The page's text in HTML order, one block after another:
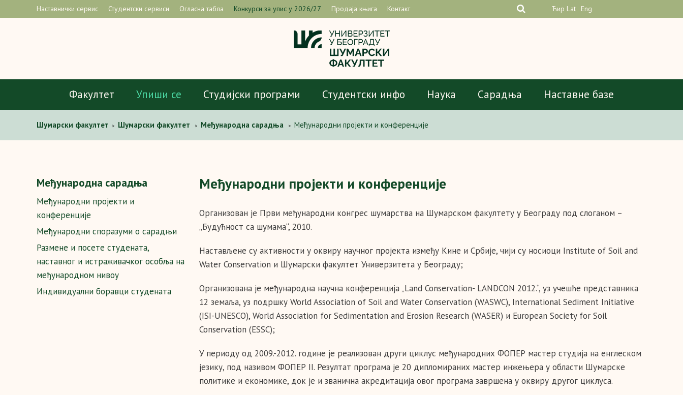
Наставнички сервис Студентски сервиси Огласна табла Конкурси за упис у 2026/27 Продаја књига Контакт Ћир Lat Eng
Факултет Упиши се Студијски програми Студентски инфо Наука Сарадња Наставне базе
Шумaрски факултет > Шумарски факултет > Међународна сарадња > Међународни пројекти и конференције
Међународна сарадња
Међународни пројекти и
конференције
Међународни споразуми о сарадњи
Размене и посете студената,
наставног и истраживачког особља на
међународном нивоу
Индивидуални боравци студената
Међународни пројекти и конференције
Организован је Први међународни конгрес шумарства на Шумарском факултету у Београду под слоганом –
„Будућност са шумама“, 2010.
Настављене су активности у оквиру научног пројекта између Кине и Србије, чији су носиоци Institute of Soil and
Water Conservation и Шумарски факултет Универзитета у Београду;
Организована је међународна научна конференција „Land Conservation- LANDCON 2012.“, уз учешће представника
12 земаља, уз подршку World Association of Soil and Water Conservation (WASWC), International Sediment Initiative
(ISI-UNESCO), World Association for Sedimentation and Erosion Research (WASER) и European Society for Soil
Conservation (ESSC);
У периоду од 2009.-2012. године је реализован други циклус међународних ФОПЕР мастер студија на енглеском
језику, под називом ФОПЕР II. Резултат програма је 20 дипломираних мастер инжењера у области Шумарске
политике и економике, док је и званична акредитација овог програма завршена у оквиру другог циклуса.